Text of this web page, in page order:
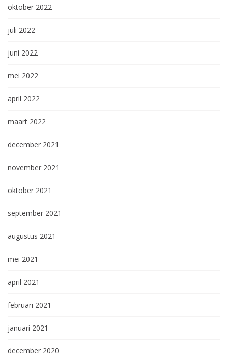
oktober 2022
juli 2022
juni 2022
mei 2022
april 2022
maart 2022
december 2021
november 2021
oktober 2021
september 2021
augustus 2021
mei 2021
april 2021
februari 2021
januari 2021
december 2020